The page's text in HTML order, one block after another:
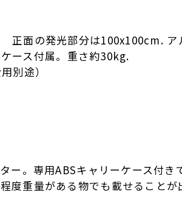
面の発光部分は100x100cm. ア
ース付属。重さ約30kg.
別途）
ー。専用ABSキャリーケース付き
度重量がある物でも載せることが